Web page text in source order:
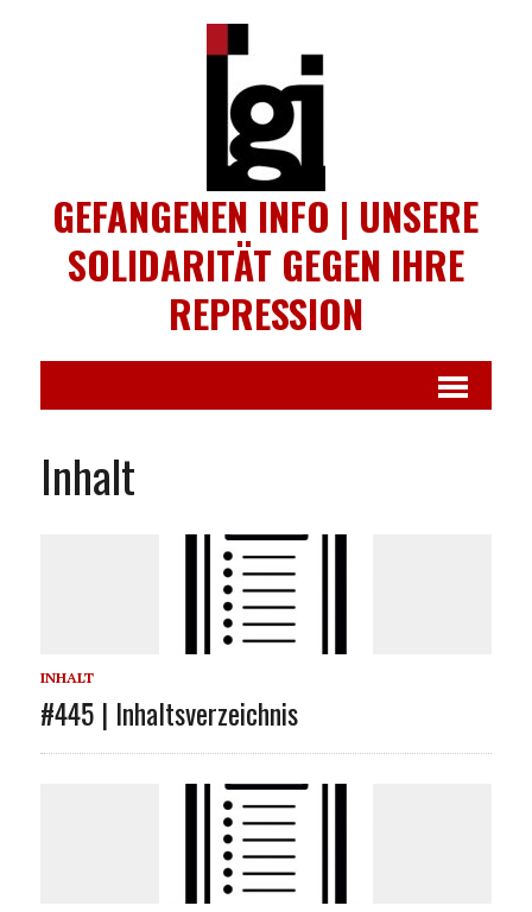
GEFANGENEN INFO | UNSERE
SOLIDARITÄT GEGEN IHRE
REPRESSION
Inhalt
INHALT
#445 | Inhaltsverzeichnis